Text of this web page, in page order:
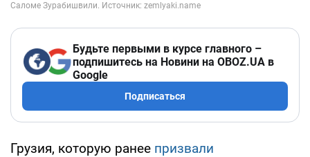
Будьте первыми в курсе главного –
подпишитесь на Новини на OBOZ.UA в
Google
Подписаться
Грузия, которую ранее призвали